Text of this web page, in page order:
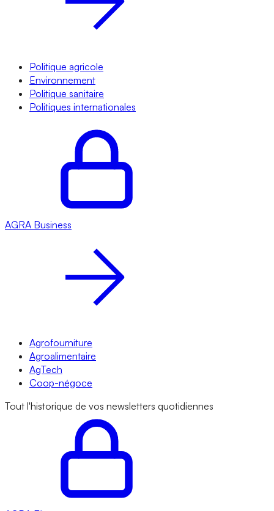
Politique agricole
Environnement
Politique sanitaire
Politiques internationales
AGRA Business
Agrofourniture
Agroalimentaire
AgTech
Coop-négoce
Tout l'historique de vos newsletters quotidiennes